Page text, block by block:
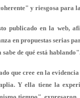
y riesgosa para
publicado en la web,
en propuestas serias
de qué está
que cree en la
Y ella tiene la